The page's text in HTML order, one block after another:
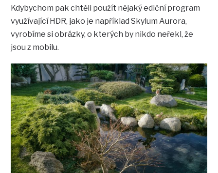
Kdybychom pak chtěli použít nějaký ediční program
využívající HDR, jako je například Skylum Aurora,
vyrobíme si obrázky, o kterých by nikdo neřekl, že
jsou z mobilu.